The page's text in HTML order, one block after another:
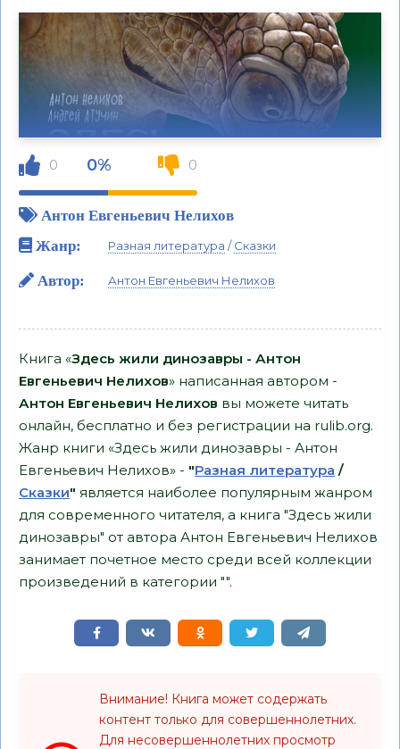
0 0% 0
Антон Евгеньевич Нелихов
Жанр:
Разная литература /Сказки
Автор: Антон Евгеньевич Нелихов
Книга «Здесь жили динозавры - Антон
Евгеньевич Нелихов» написанная автором -
Антон Евгеньевич Нелихов вы можете читать
онлайн, бесплатно и без регистрации на rulib.org.
Жанр книги «Здесь жили динозавры - Антон
Евгеньевич Нелихов» - "Разная литература /
Сказки" является наиболее популярным жанром
для современного читателя, а книга "Здесь жили
динозавры" от автора Антон Евгеньевич Нелихов
занимает почетное место среди всей коллекции
произведений в категории "".
Внимание! Книга может содержать
контент только для совершеннолетних.
Для несовершеннолетних просмотр